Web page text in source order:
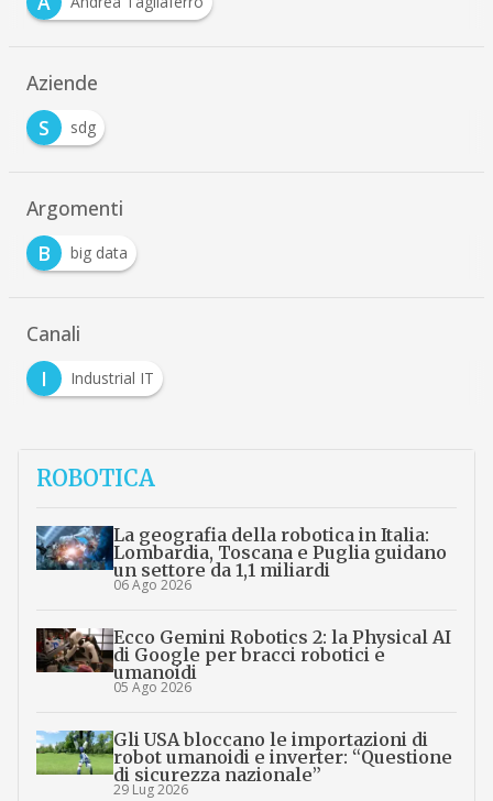
Aziende
S
sdg
Argomenti
B
big data
Canali
I
Industrial IT
ROBOTICA
La geografia della robotica in Italia:
Lombardia, Toscana e Puglia guidano
un settore da 1,1 miliardi
06 Ago 2026
Ecco Gemini Robotics 2: la Physical AI
di Google per bracci robotici e
umanoidi
05 Ago 2026
Gli USA bloccano le importazioni di
robot umanoidi e inverter: “Questione
di sicurezza nazionale”
29 Lug 2026